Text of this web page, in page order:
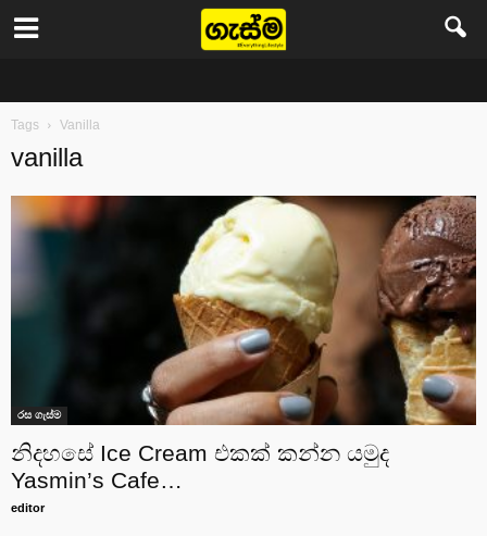
Gasma
Tags Vanilla
vanilla
රස ගැස්ම
නිදහසේ Ice Cream එකක් කන්න යමුද
Yasmin’s Cafe…
editor